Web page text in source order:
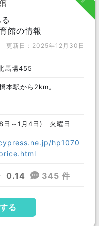
東牟婁郡
館の情報
更新日：2025年12月30日
馬場455
本駅から2km。
日～1月4日) 火曜日
hp1070
0.14 345 件
る